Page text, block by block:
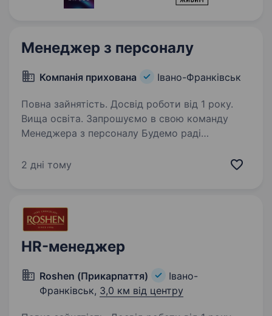
Менеджер з персоналу
Компанія прихована Івано-Франківськ
Повна зайнятість. Досвід роботи від 1 року.
Вища освіта. Запрошуємо в свою команду
Менеджера з персоналу Будемо раді
досвід роботи менеджером з персоналу від 1-
2 дні тому
HR-менеджер
Roshen (Прикарпаття)
Івано-
Франківськ, 3,0 км від центру